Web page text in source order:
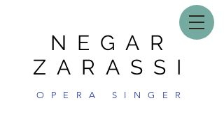
NEGAR
ZARASSI
OPERA SINGER